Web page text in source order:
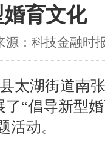
育文化
源：科技金融时
湖街道南张
“倡导新型
活动。